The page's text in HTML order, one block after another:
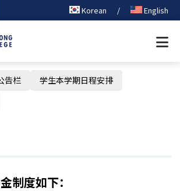
본문 바로가기
Korean / English
告栏
学生本学期日程安排
制度如下：